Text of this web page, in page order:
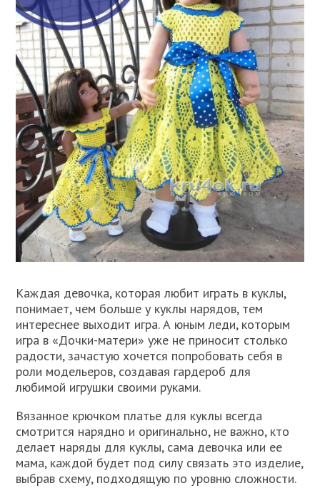
Каждая девочка, которая любит играть в куклы,
понимает, чем больше у куклы нарядов, тем
интереснее выходит игра. А юным леди, которым
игра в «Дочки-матери» уже не приносит столько
радости, зачастую хочется попробовать себя в
роли модельеров, создавая гардероб для
любимой игрушки своими руками.
Вязанное крючком платье для куклы всегда
смотрится нарядно и оригинально, не важно, кто
делает наряды для куклы, сама девочка или ее
мама, каждой будет под силу связать это изделие,
выбрав схему, подходящую по уровню сложности.